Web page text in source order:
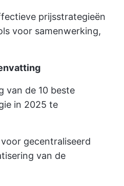
prijsstrategieën
voor samenwerking,
van de 10 beste
in 2025 te
gecentraliseerd
van de